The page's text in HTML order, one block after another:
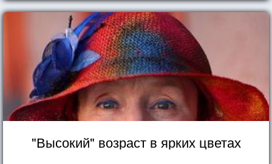
"Высокий" возраст в ярких цветах